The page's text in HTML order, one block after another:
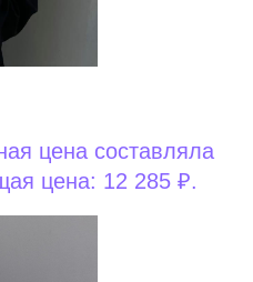
цена составляла
цена: 12 285 ₽.